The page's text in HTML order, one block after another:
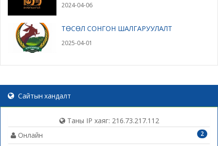
2024-04-06
ТӨСӨЛ СОНГОН ШАЛГАРУУЛАЛТ
2025-04-01
Сайтын хандалт
Таны IP хаяг: 216.73.217.112
2
Онлайн